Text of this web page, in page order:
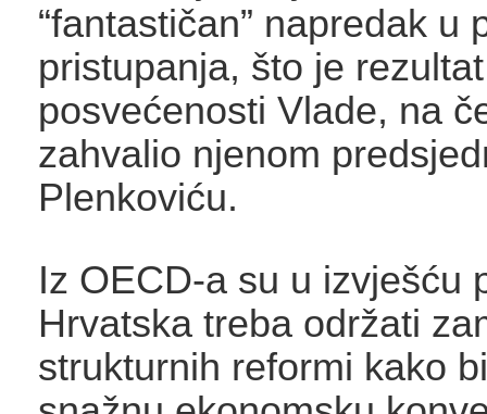
“fantastičan” napredak u
pristupanja, što je
posvećenosti Vlade, na
zahvalio njenom
Plenkoviću.
Iz OECD-a su u izvješću
Hrvatska treba održati
strukturnih reformi kako